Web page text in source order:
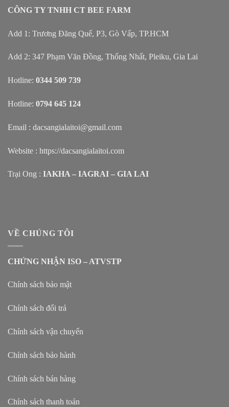
CÔNG TY TNHH CT BEE FARM
Add 1: Trương Đăng Quế, P3, Gò Vấp, TP.HCM
Add 2: 347 Phạm Văn Đồng, Thống Nhất, Pleiku, Gia Lai
Hotline: 0344 509 739
Hotline: 0794 645 124
Email : dacsangialaitoi@gmail.com
Website : https://dacsangialaitoi.com
Trại Ong : IAKHA – IAGRAI – GIA LAI
VỀ CHÚNG TÔI
CHỨNG NHẬN ISO – ATVSTP
Chính sách bảo mật
Chính sách đổi trả
Chính sách vận chuyển
Chính sách bảo hành
Chính sách bán hàng
Chính sách thanh toán